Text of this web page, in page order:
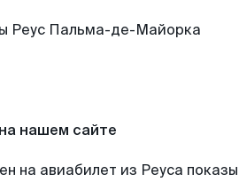
нашем сайте
на авиабилет из Реуса